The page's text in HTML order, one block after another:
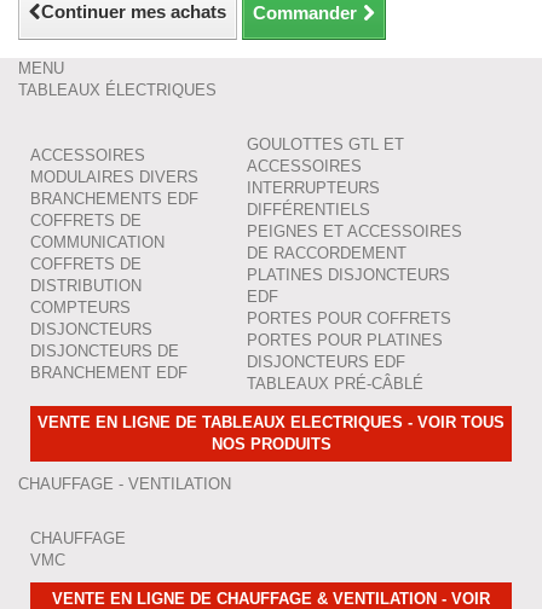
Continuer mes achats Commander
MENU
TABLEAUX ÉLECTRIQUES
ACCESSOIRES
MODULAIRES DIVERS
BRANCHEMENTS EDF
COFFRETS DE
COMMUNICATION
COFFRETS DE
DISTRIBUTION
COMPTEURS
DISJONCTEURS
DISJONCTEURS DE
BRANCHEMENT EDF
GOULOTTES GTL ET
ACCESSOIRES
INTERRUPTEURS
DIFFÉRENTIELS
PEIGNES ET ACCESSOIRES
DE RACCORDEMENT
PLATINES DISJONCTEURS
EDF
PORTES POUR COFFRETS
PORTES POUR PLATINES
DISJONCTEURS EDF
TABLEAUX PRÉ-CÂBLÉ
VENTE EN LIGNE DE TABLEAUX ELECTRIQUES - VOIR TOUS
NOS PRODUITS
CHAUFFAGE - VENTILATION
CHAUFFAGE
VMC
VENTE EN LIGNE DE CHAUFFAGE & VENTILATION - VOIR